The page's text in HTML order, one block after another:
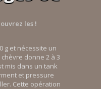
les !
g et nécessite un
donne 2 à 3
mis dans un tank
et pressure
Cette opération